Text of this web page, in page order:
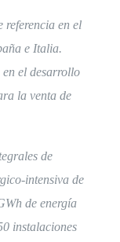
referencia en el
e Italia.
en el desarrollo
la venta de
de
intensiva de
de energía
instalaciones